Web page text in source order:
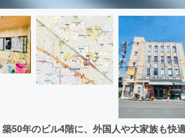
50年のビル4階に、外国人や大家族も快